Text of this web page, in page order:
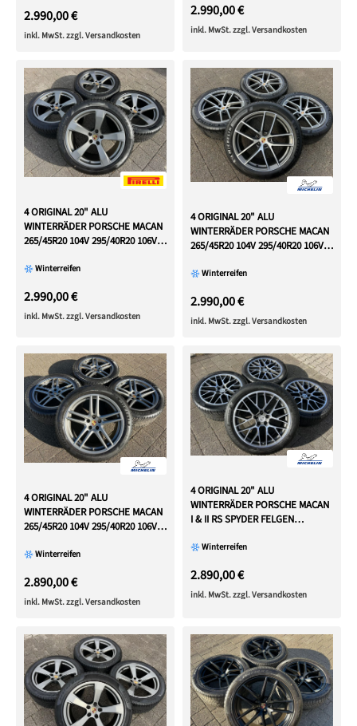
2.990,00 €
inkl. MwSt. zzgl. Versandkosten
2.990,00 €
inkl. MwSt. zzgl. Versandkosten
4 ORIGINAL 20" ALU
WINTERRÄDER PORSCHE MACAN
265/45R20 104V 295/40R20 106V
Winterreifen
2.990,00 €
inkl. MwSt. zzgl. Versandkosten
4 ORIGINAL 20" ALU
WINTERRÄDER PORSCHE MACAN
265/45R20 104V 295/40R20 106V
Winterreifen
2.990,00 €
inkl. MwSt. zzgl. Versandkosten
4 ORIGINAL 20" ALU
WINTERRÄDER PORSCHE MACAN
265/45R20 104V 295/40R20 106V
Winterreifen
2.890,00 €
inkl. MwSt. zzgl. Versandkosten
4 ORIGINAL 20" ALU
WINTERRÄDER PORSCHE MACAN
I & II RS SPYDER FELGEN
Winterreifen
2.890,00 €
inkl. MwSt. zzgl. Versandkosten